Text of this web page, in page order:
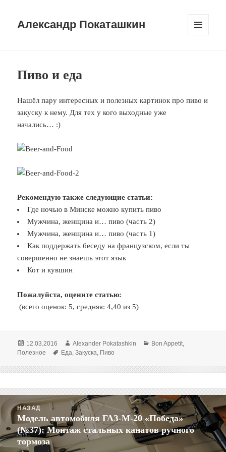
Александр Покаташкин
Пиво и еда
Нашёл пару интересных и полезных картинок про пиво и
закуску к нему. Для тех у кого выходные уже
начались… :)
Рекомендую также следующие статьи:
Где ночью в Минске можно купить пиво
Мужчина, женщина и… пиво (часть 2)
Мужчина, женщина и… пиво (часть 1)
Как поддержать беседу на французском, если ты
совершенно не знаешь этот язык
Кот и кувшин
Пожалуйста, оцените статью:
(всего оценок: 5, средняя: 4,40 из 5)
Опубликовано
12.03.2016 Автор
Alexander Pokatashkin Рубрики
Bon Appetit,
Полезное
Метки
Еда,Закуска, Пиво
Навигация
записям
НАЗАД
Предыдущая
запись:
Модель автомобиля ГАЗ-М-20 «Победа»
(№37): Монтаж стальных канатов ручного
тормоза